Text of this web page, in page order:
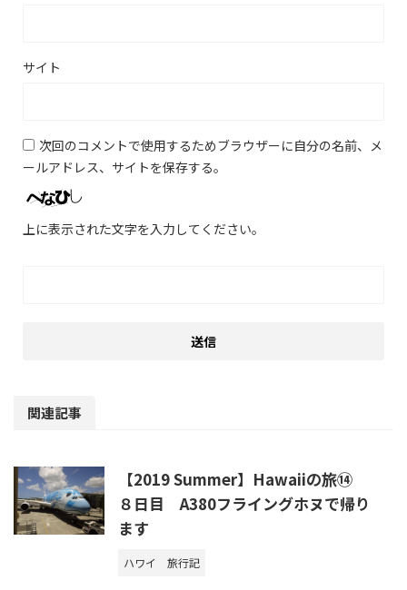
サイト
次回のコメントで使用するためブラウザーに自分の名前、メ
ールアドレス、サイトを保存する。
上に表示された文字を入力してください。
関連記事
【2019 Summer】Hawaiiの旅⑭
８日目 A380フライングホヌで帰り
ます
ハワイ 旅行記